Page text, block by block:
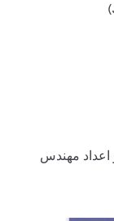
اعداد مهندس